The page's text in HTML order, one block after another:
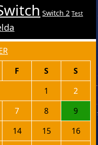
Switch 2 Test
F S
S
1
2
7 8
9
14 15
16